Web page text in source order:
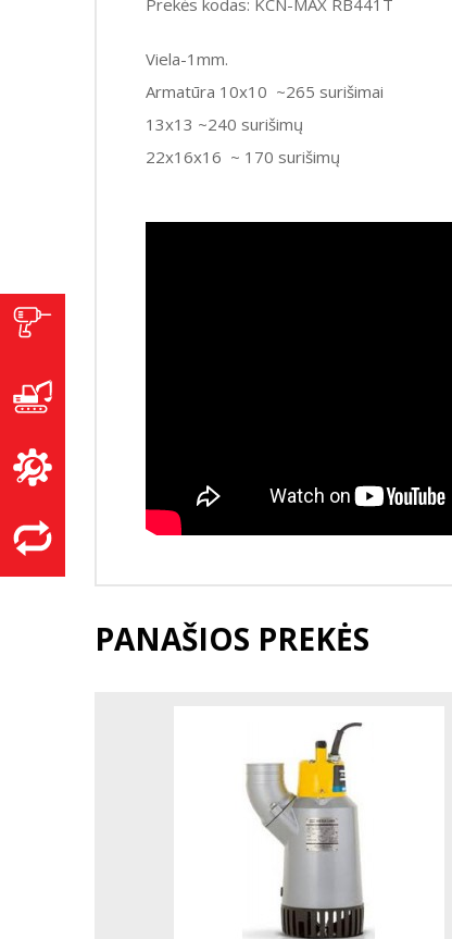
Prekės kodas: KCN-MAX RB441T
Viela-1mm.
Armatūra 10x10 ~265 surišimai
13x13 ~240 surišimų
22x16x16 ~ 170 surišimų
PANAŠIOS PREKĖS